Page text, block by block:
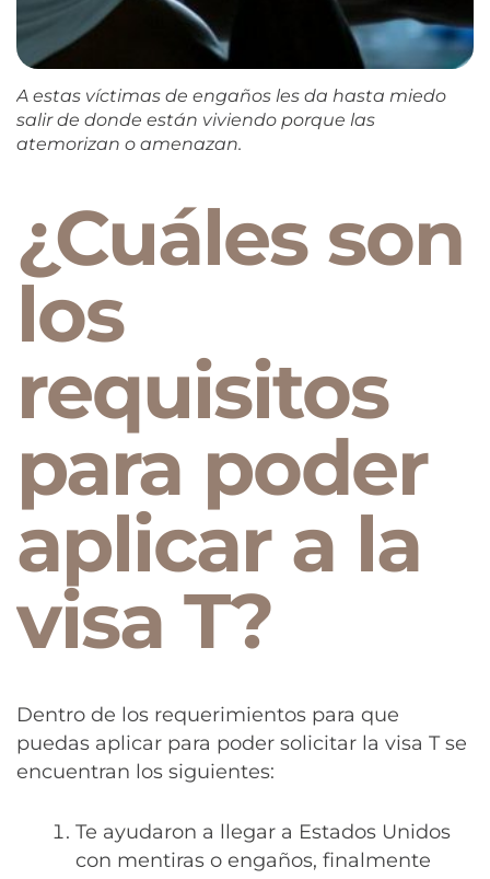
A estas víctimas de engaños les da hasta miedo
salir de donde están viviendo porque las
atemorizan o amenazan.
¿Cuáles son
los
requisitos
para poder
aplicar a la
visa T?
Dentro de los requerimientos para que
puedas aplicar para poder solicitar la visa T se
encuentran los siguientes:
Te ayudaron a llegar a Estados Unidos
con mentiras o engaños, finalmente